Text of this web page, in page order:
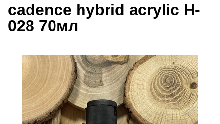
cadence hybrid acrylic H-
028 70мл